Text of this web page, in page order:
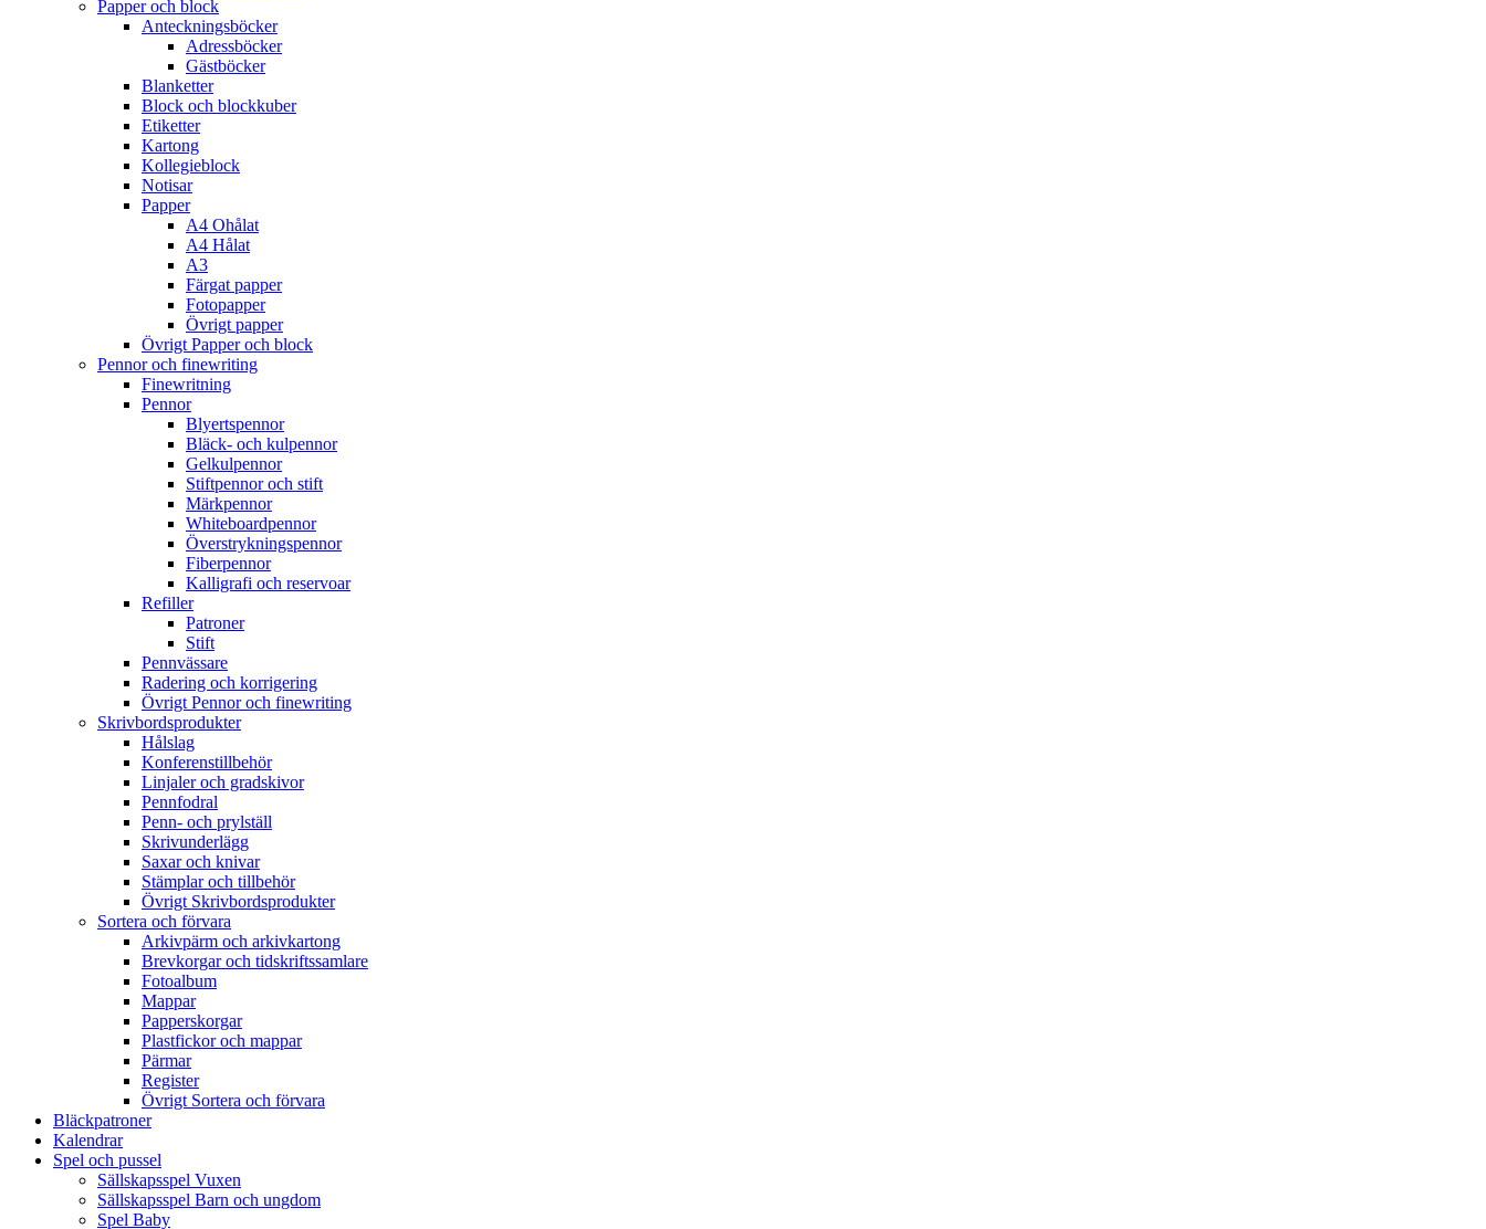
Papper och block
Anteckningsböcker
Adressböcker
Gästböcker
Blanketter
Block och blockkuber
Etiketter
Kartong
Kollegieblock
Notisar
Papper
A4 Ohålat
A4 Hålat
A3
Färgat papper
Fotopapper
Övrigt papper
Övrigt Papper och block
Pennor och finewriting
Finewritning
Pennor
Blyertspennor
Bläck- och kulpennor
Gelkulpennor
Stiftpennor och stift
Märkpennor
Whiteboardpennor
Överstrykningspennor
Fiberpennor
Kalligrafi och reservoar
Refiller
Patroner
Stift
Pennvässare
Radering och korrigering
Övrigt Pennor och finewriting
Skrivbordsprodukter
Hålslag
Konferenstillbehör
Linjaler och gradskivor
Pennfodral
Penn- och prylställ
Skrivunderlägg
Saxar och knivar
Stämplar och tillbehör
Övrigt Skrivbordsprodukter
Sortera och förvara
Arkivpärm och arkivkartong
Brevkorgar och tidskriftssamlare
Fotoalbum
Mappar
Papperskorgar
Plastfickor och mappar
Pärmar
Register
Övrigt Sortera och förvara
Bläckpatroner
Kalendrar
Spel och pussel
Sällskapsspel Vuxen
Sällskapsspel Barn och ungdom
Spel Baby